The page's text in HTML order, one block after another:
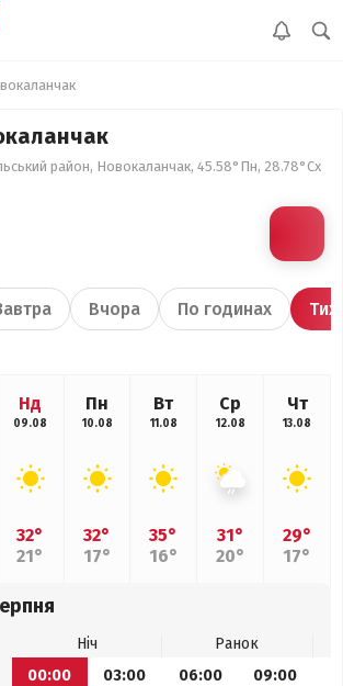
район, Новокаланчак, 45.58°Пн, 28.78°Сх
Вчора По годинах
Нд
09.08
32°
21°
Пн
10.08
32°
17°
Вт
11.08
35°
16°
Ср
12.08
31°
20°
Чт
13.08
29°
17°
Ніч
Ранок
00:00
03:00 06:00 09:00